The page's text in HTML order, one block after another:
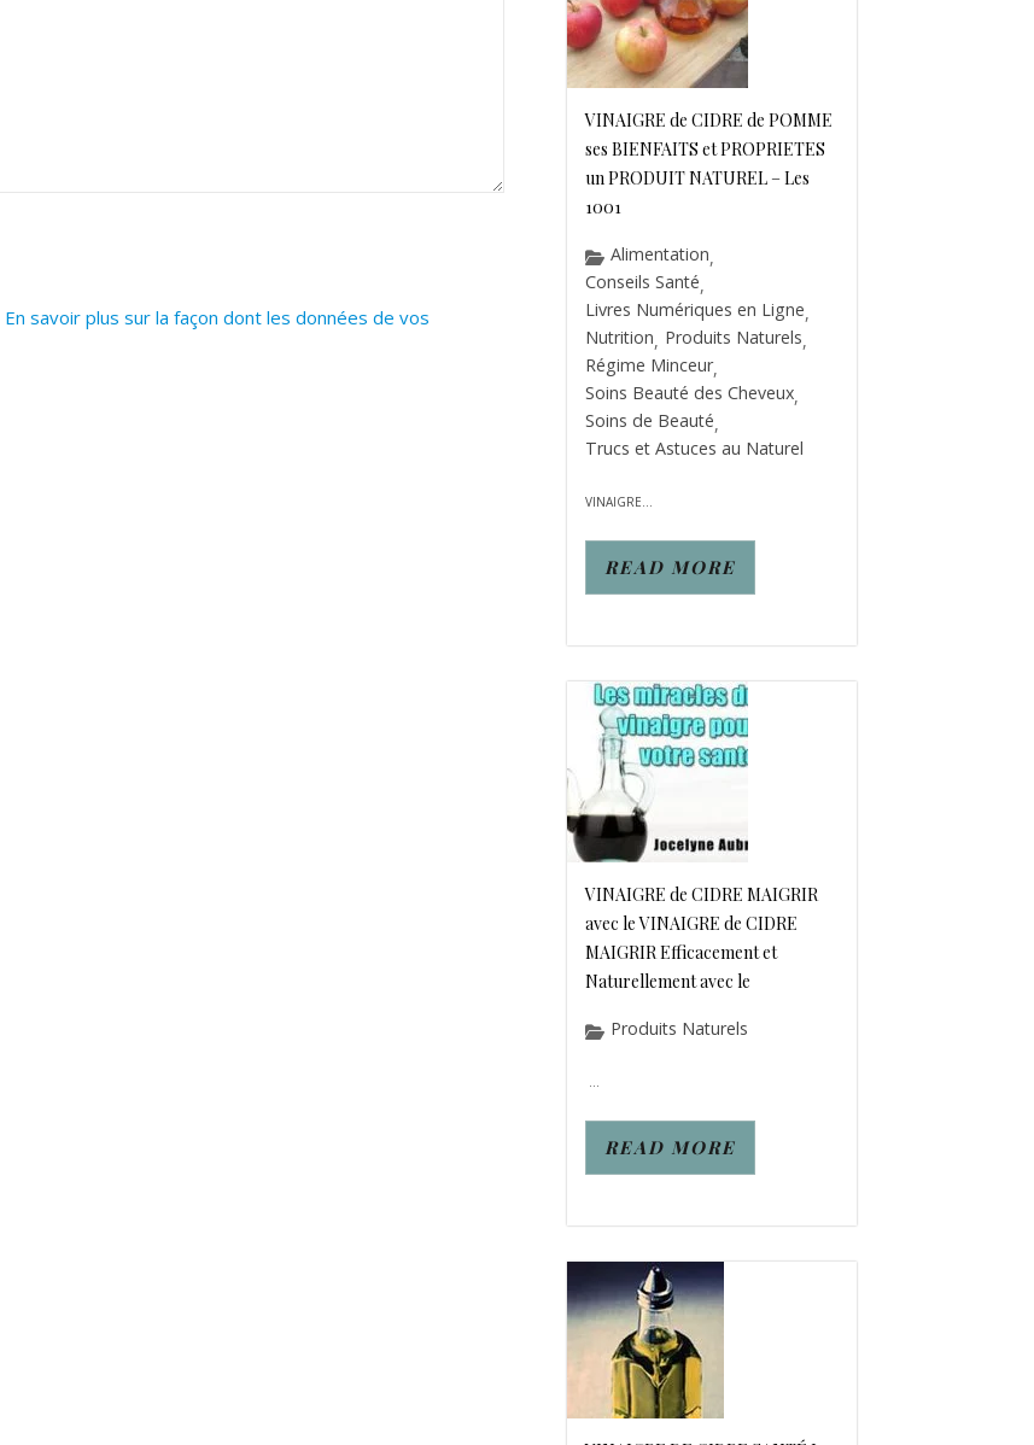
En savoir plus sur la façon dont les données de vos
VINAIGRE de CIDRE de POMME
ses BIENFAITS et PROPRIETES
un PRODUIT NATUREL – Les
1001
Alimentation,
Conseils Santé,
Livres Numériques en Ligne,
Nutrition, Produits Naturels,
Régime Minceur,
Soins Beauté des Cheveux,
Soins de Beauté,
Trucs et Astuces au Naturel
VINAIGRE...
READ MORE
VINAIGRE de CIDRE MAIGRIR
avec le VINAIGRE de CIDRE
MAIGRIR Efficacement et
Naturellement avec le
Produits Naturels
...
READ MORE